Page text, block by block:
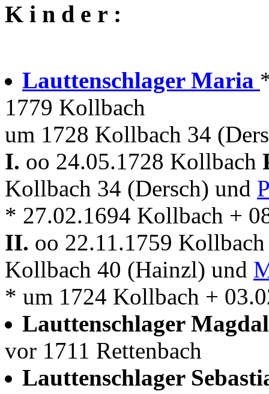
K i n d e r :
Lauttenschlager Maria
1779 Kollbach
um 1728 Kollbach 34
I. oo 24.05.1728 Kollbach
Kollbach 34 (Dersch) und
* 27.02.1694 Kollbach +
II. oo 22.11.1759
Kollbach 40 (Hainzl) und
* um 1724 Kollbach +
Lauttenschlager
vor 1711 Rettenbach
Lauttenschlager